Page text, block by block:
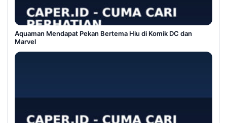
Aquaman Mendapat Pekan Bertema Hiu di Komik DC dan
Marvel